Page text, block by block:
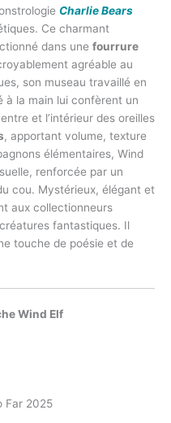
Charlie Bears
Ce charmant
dans une fourrure
agréable au
son museau travaillé en
à la main lui confèrent un
et l’intérieur des oreilles
, apportant volume, texture
élémentaires, Wind
renforcée par un
cou. Mystérieux, élégant et
aux collectionneurs
fantastiques. Il
touche de poésie et de
Wind Elf
Far 2025